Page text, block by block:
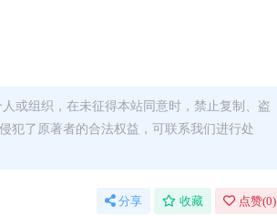
或组织，在未征得本站同意时，禁止复制、盗
犯了原著者的合法权益，可联系我们进行处
分享 收藏 点赞(0)